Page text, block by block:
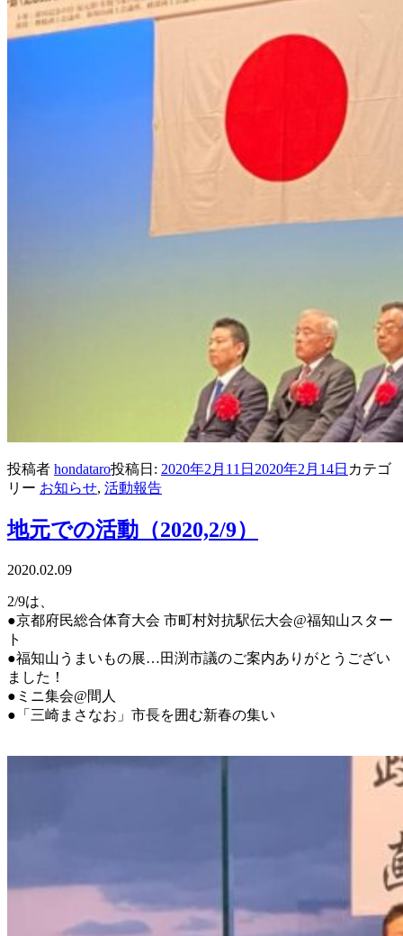
投稿者 hondataro投稿日: 2020年2月11日 2020年2月14日 カテゴ
リー お知らせ, 活動報告
地元での活動（2020,2/9）
2020.02.09
2/9は、
●京都府民総合体育大会 市町村対抗駅伝大会@福知山スター
ト
●福知山うまいもの展…田渕市議のご案内ありがとうござい
ました！
●ミニ集会@間人
●「三崎まさなお」市長を囲む新春の集い